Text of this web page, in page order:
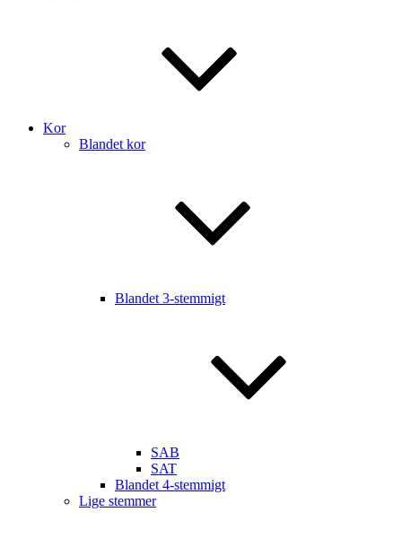
Kor
Blandet kor
Blandet 3-stemmigt
SAB
SAT
Blandet 4-stemmigt
Lige stemmer